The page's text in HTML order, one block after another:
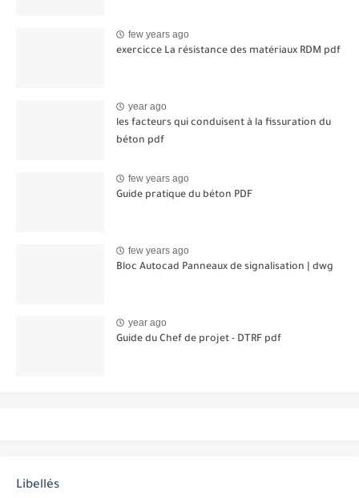
few years ago
exercicce La résistance des matériaux RDM pdf
year ago
les facteurs qui conduisent à la fissuration du
béton pdf
few years ago
Guide pratique du béton PDF
few years ago
Bloc Autocad Panneaux de signalisation | dwg
year ago
Guide du Chef de projet - DTRF pdf
Libellés